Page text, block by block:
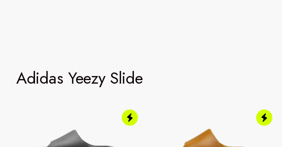
Adidas Yeezy Slide